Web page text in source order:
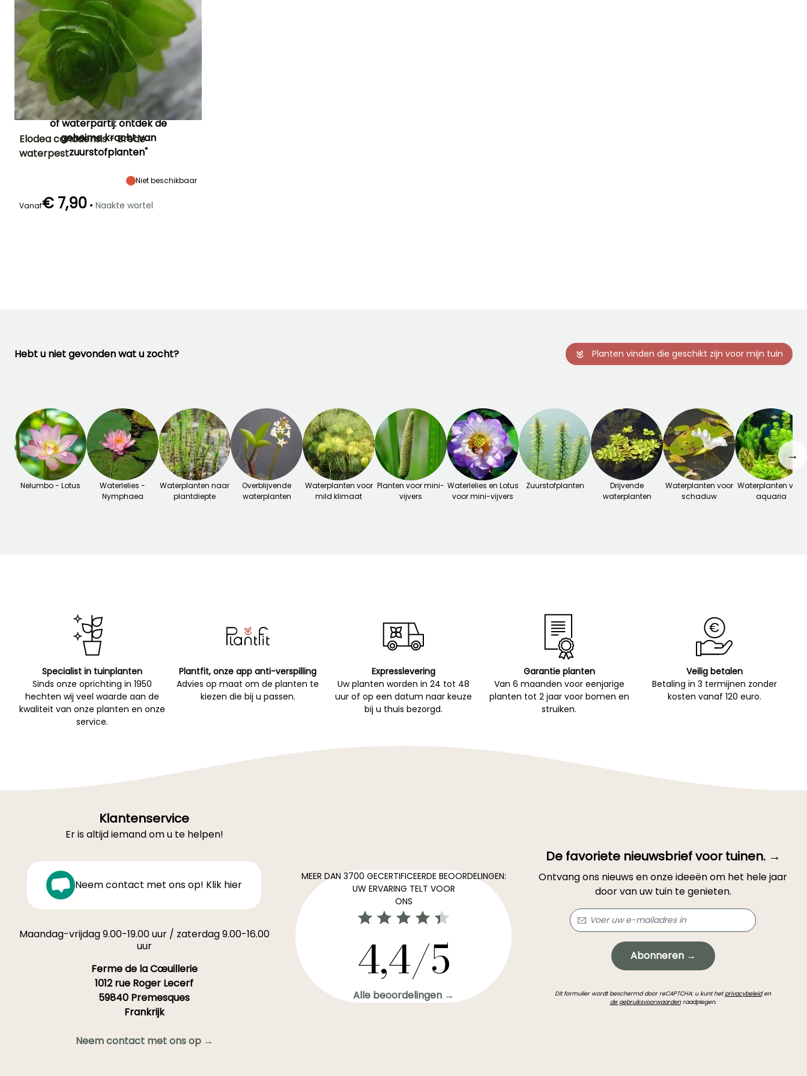
krachtige soorten. Plant de
stengels in kleine groepjes,
dun ze uit of deel ze op
gezette tijden om je
aquarium gezond en in
evenwicht te houden.
Voor meer informatie, lees
ook ons tuindossier "Vijver
of waterpartij: ontdek de
geheime kracht van
zuurstofplanten"
Halfschaduw
Elodea canadensis - Brede
waterpest
Niet beschikbaar
Vanaf€ 7,90 • Naakte wortel
Hebt u niet gevonden wat u zocht? Planten vinden die geschikt zijn voor mijn tuin
Nelumbo - Lotus
Waterlelies -
Nymphaea
Waterplanten naar
plantdiepte
Overblijvende
waterplanten
Waterplanten voor
mild klimaat
Planten voor mini-
vijvers
Waterlelies en Lotus
voor mini-vijvers
Zuurstofplanten
Drijvende
waterplanten
Waterplanten voor
schaduw
Waterplanten voor
aquaria
→
Specialist in tuinplanten
Sinds onze oprichting in 1950
hechten wij veel waarde aan de
kwaliteit van onze planten en onze
service.
Plantfit, onze app anti-verspilling
Advies op maat om de planten te
kiezen die bij u passen.
Expresslevering
Uw planten worden in 24 tot 48
uur of op een datum naar keuze
bij u thuis bezorgd.
Garantie planten
Van 6 maanden voor eenjarige
planten tot 2 jaar voor bomen en
struiken.
Veilig betalen
Betaling in 3 termijnen zonder
kosten vanaf 120 euro.
Klantenservice
Er is altijd iemand om u te helpen!
Neem contact met ons op! Klik hier
Maandag-vrijdag 9.00-19.00 uur / zaterdag 9.00-16.00
uur
Ferme de la Cœuillerie
1012 rue Roger Lecerf
59840 Premesques
Frankrijk
Neem contact met ons op →
MEER DAN 3700 GECERTIFICEERDE BEOORDELINGEN:
UW ERVARING TELT VOOR
ONS
4,4/5
Alle beoordelingen →
De favoriete nieuwsbrief voor tuinen. →
Ontvang ons nieuws en onze ideeën om het hele jaar
door van uw tuin te genieten.
Abonneren →
Dit formulier wordt beschermd door reCAPTCHA: u kunt hetprivacybeleiden
de gebruiksvoorwaardenraadplegen.